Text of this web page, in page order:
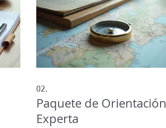
02.
Paquete de Orientación
Experta